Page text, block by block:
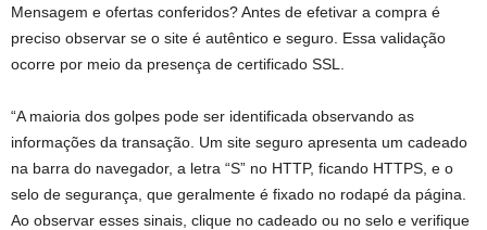
Mensagem e ofertas conferidos? Antes de efetivar a compra é
preciso observar se o site é autêntico e seguro. Essa validação
ocorre por meio da presença de certificado SSL.
“A maioria dos golpes pode ser identificada observando as
informações da transação. Um site seguro apresenta um cadeado
na barra do navegador, a letra “S” no HTTP, ficando HTTPS, e o
selo de segurança, que geralmente é fixado no rodapé da página.
Ao observar esses sinais, clique no cadeado ou no selo e verifique